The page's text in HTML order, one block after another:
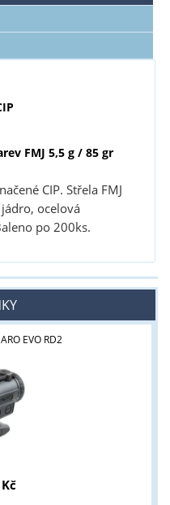
FMJ 5,5 g / 85 gr
CIP. Střela FMJ
ocelová
po 200ks.
EVO RD2